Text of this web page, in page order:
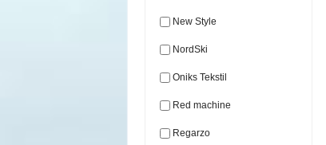
New Style
NordSki
Oniks Tekstil
Red machine
Regarzo